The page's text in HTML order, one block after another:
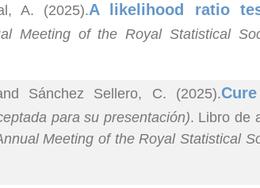
A. (2025).A likelihood ratio
Meeting of the Royal Statistical
Sánchez Sellero, C. (2025).
para su presentación). Libro de
Meeting of the Royal Statistical